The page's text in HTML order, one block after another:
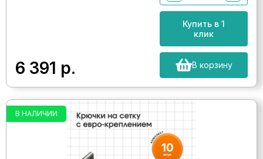
6 391 р.
Купить в 1
клик
В корзину
В НАЛИЧИИ